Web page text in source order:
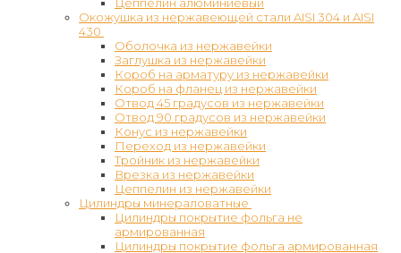
Окожушка из нержавеющей стали AISI 304 и AISI
430
Оболочка из нержавейки
Заглушка из нержавейки
Короб на арматуру из нержавейки
Короб на фланец из нержавейки
Отвод 45 градусов из нержавейки
Отвод 90 градусов из нержавейки
Конус из нержавейки
Переход из нержавейки
Тройник из нержавейки
Врезка из нержавейки
Цеппелин из нержавейки
Цилиндры минераловатные
Цилиндры покрытие фольга не
армированная
Цилиндры покрытие фольга армированная